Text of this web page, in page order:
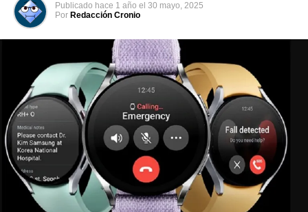
Publicado hace 1 año el 30 mayo, 2025
Por Redacción Cronio